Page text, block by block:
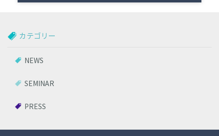
カテゴリー
NEWS
SEMINAR
PRESS